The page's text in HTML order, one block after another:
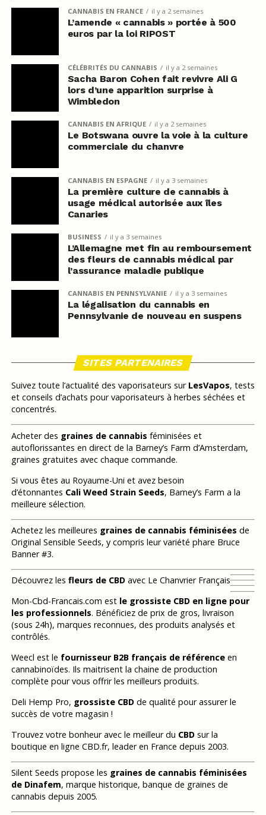
CANNABIS EN FRANCE il y a 2 semaines
L’amende « cannabis » portée à 500
euros par la loi RIPOST
CÉLÉBRITÉS DU CANNABIS il y a 2 semaines
Sacha Baron Cohen fait revivre Ali G
lors d’une apparition surprise à
Wimbledon
CANNABIS EN AFRIQUE il y a 2 semaines
Le Botswana ouvre la voie à la culture
commerciale du chanvre
CANNABIS EN ESPAGNE il y a 3 semaines
La première culture de cannabis à
usage médical autorisée aux îles
Canaries
BUSINESS il y a 3 semaines
L’Allemagne met fin au remboursement
des fleurs de cannabis médical par
l’assurance maladie publique
CANNABIS EN PENNSYLVANIE il y a 3 semaines
La légalisation du cannabis en
Pennsylvanie de nouveau en suspens
SITES PARTENAIRES
Suivez toute l’actualité des vaporisateurs sur LesVapos, tests
et conseils d’achats pour vaporisateurs à herbes séchées et
concentrés.
Acheter des graines de cannabis féminisées et
autoflorissantes en direct de la Barney’s Farm d’Amsterdam,
graines gratuites avec chaque commande.
Si vous êtes au Royaume-Uni et avez besoin
d’étonnantes Cali Weed Strain Seeds, Barney’s Farm a la
meilleure sélection.
Achetez les meilleures graines de cannabis féminisées de
Original Sensible Seeds, y compris leur variété phare Bruce
Banner #3.
Découvrez les fleurs de CBDavec Le Chanvrier Français
Mon-Cbd-Francais.com est le grossiste CBD en ligne pour
les professionnels. Bénéficiez de prix de gros, livraison
(sous 24h), marques reconnues, des produits analysés et
contrôlés.
Weecl est le fournisseur B2B français de référenceen
cannabinoïdes. Ils maitrisent la chaine de production
complète pour vous offrir les meilleurs produits.
Deli Hemp Pro, grossiste CBDde qualité pour assurer le
succès de votre magasin !
Trouvez votre bonheur avec le meilleur du CBDsur la
boutique en ligne CBD.fr, leader en France depuis 2003.
Silent Seeds propose les graines de cannabis féminisées
de Dinafem, marque historique, banque de graines de
cannabis depuis 2005.